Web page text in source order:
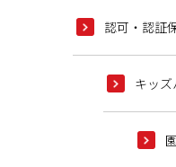
認可・認証
キッ